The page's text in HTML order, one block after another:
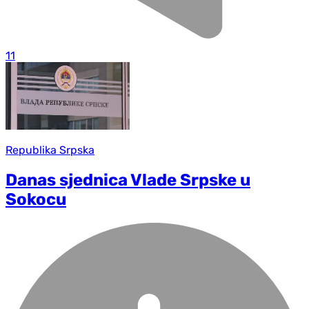
11
Republika Srpska
Danas sjednica Vlade Srpske u
Sokocu